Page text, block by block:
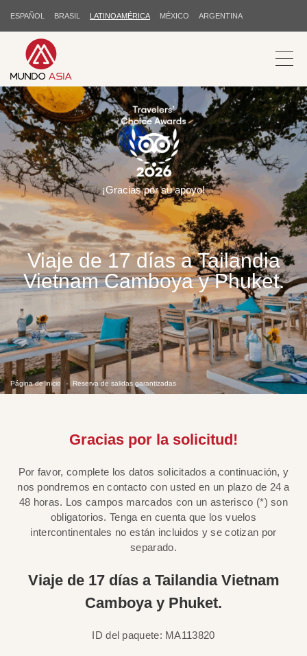
ESPAÑOL BRASIL LATINOAMÉRICA MÉXICO ARGENTINA
Viaje de 17 días a Tailandia
Vietnam Camboya y Phuket.
Página de inicio Reserva de salidas garantizadas
¡Gracias por su apoyo!
Gracias por la solicitud!
Por favor, complete los datos solicitados a continuación, y
nos pondremos en contacto con usted en un plazo de 24 a
48 horas. Los campos marcados con un asterisco (*) son
obligatorios. Tenga en cuenta que los vuelos
intercontinentales no están incluidos y se cotizan por
separado.
Viaje de 17 días a Tailandia Vietnam
Camboya y Phuket.
ID del paquete: MA113820